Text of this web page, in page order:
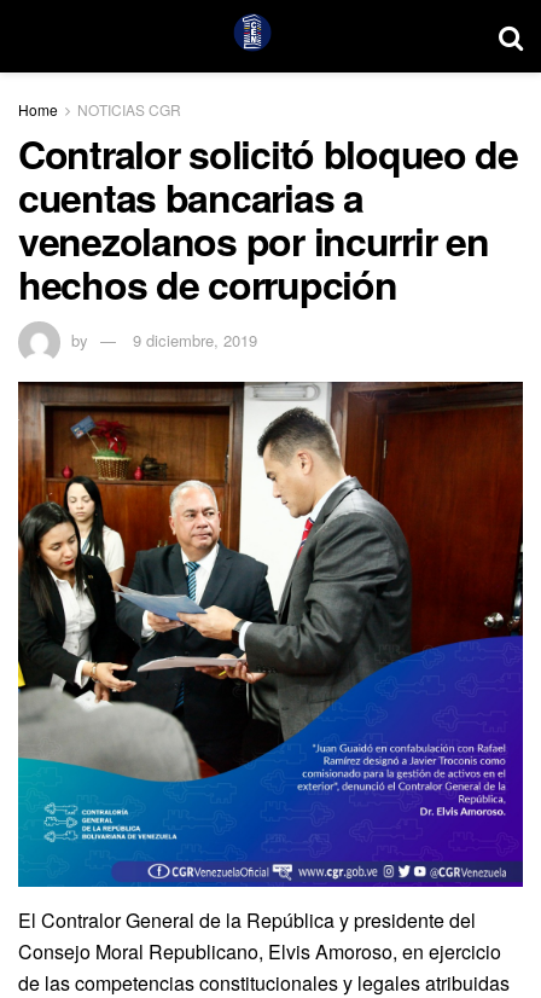
Home NOTICIAS CGR
Contralor solicitó bloqueo de
cuentas bancarias a
venezolanos por incurrir en
hechos de corrupción
by 9 diciembre, 2019
El Contralor General de la República y presidente del
Consejo Moral Republicano, Elvis Amoroso, en ejercicio
de las competencias constitucionales y legales atribuidas